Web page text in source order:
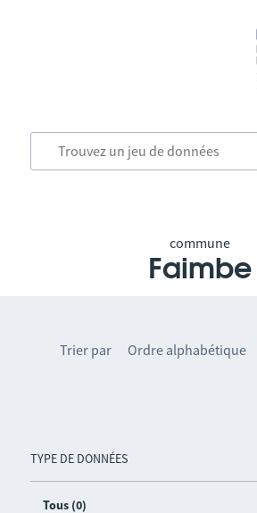
commune
Faimbe
TYPE DE DONNÉES
Tous (0)
Trier par Ordre alphabétique